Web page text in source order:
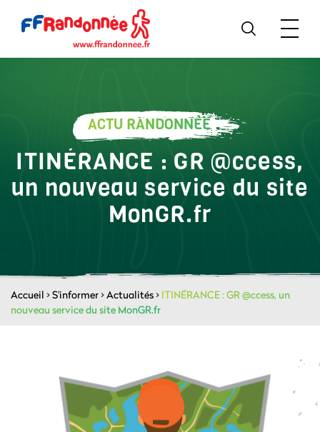
ACTU RANDONNÉE
ITINÉRANCE : GR @ccess,
un nouveau service du site
MonGR.fr
Accueil >S'informer>Actualités> ITINÉRANCE : GR @ccess, un
nouveau service du site MonGR.fr